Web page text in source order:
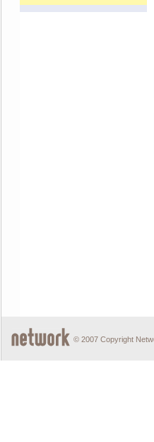
© 2007 Copyright